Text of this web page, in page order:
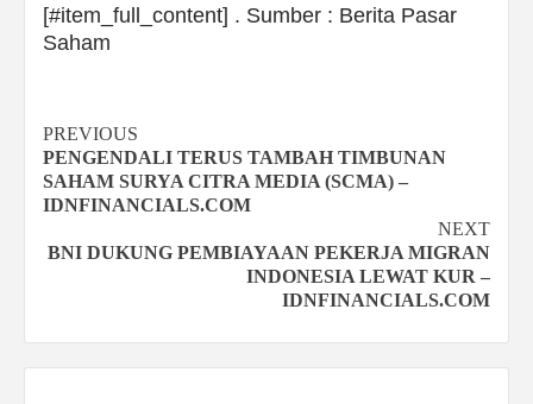
[#item_full_content] . Sumber : Berita Pasar
Saham
Continue
Reading
PREVIOUS
PENGENDALI TERUS TAMBAH TIMBUNAN
SAHAM SURYA CITRA MEDIA (SCMA) –
IDNFINANCIALS.COM
NEXT
BNI DUKUNG PEMBIAYAAN PEKERJA MIGRAN
INDONESIA LEWAT KUR –
IDNFINANCIALS.COM